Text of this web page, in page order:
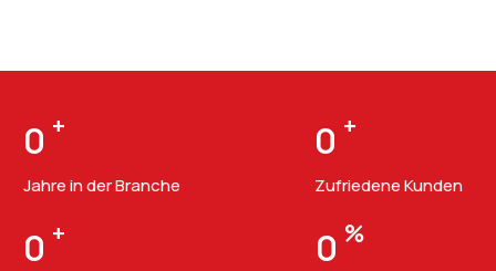
0 +
Jahre in der Branche
0 +
Zufriedene Kunden
0 + 0 %